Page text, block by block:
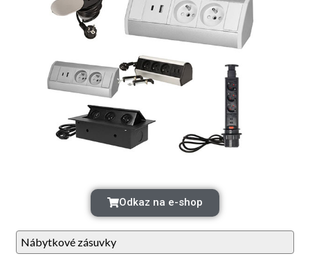
Odkaz na e-shop
Nábytkové zásuvky